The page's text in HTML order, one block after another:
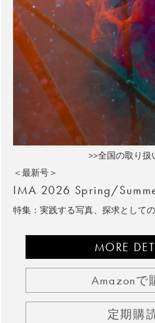
>>全国の取り扱
＜最新号＞
IMA 2026 Spring/
特集：実践する写真、探求として
MORE
Amazonで
定期購